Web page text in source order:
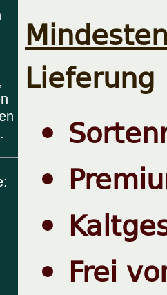
Lieferung
Frei